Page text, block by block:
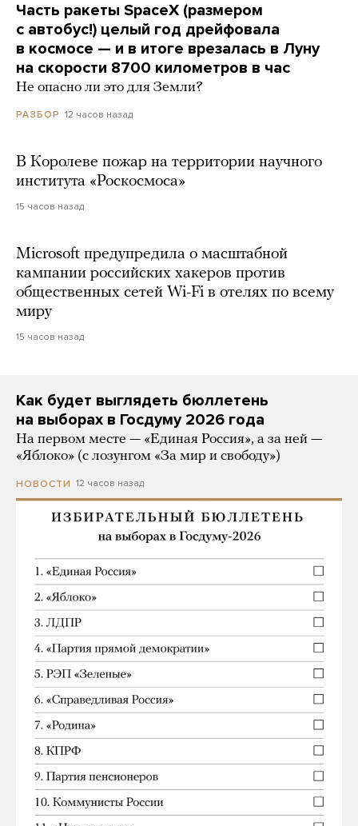
Часть ракеты SpaceX (размером
с автобус!) целый год дрейфовала
в космосе — и в итоге врезалась в Луну
на скорости 8700 километров в час
Не опасно ли это для Земли?
РАЗБОР 12 часов назад
В Королеве пожар на территории научного
института «Роскосмоса»
15 часов назад
Microsoft предупредила о масштабной
кампании российских хакеров против
общественных сетей Wi-Fi в отелях по всему
миру
15 часов назад
Как будет выглядеть бюллетень
на выборах в Госдуму 2026 года
На первом месте — «Единая Россия», а за ней —
«Яблоко» (с лозунгом «За мир и свободу»)
НОВОСТИ 12 часов назад